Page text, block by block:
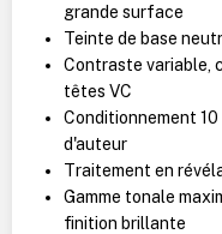
grande surface
Teinte de base
Contraste variable,
têtes VC
Conditionnement
d'auteur
Traitement en
Gamme tonale
finition brillante